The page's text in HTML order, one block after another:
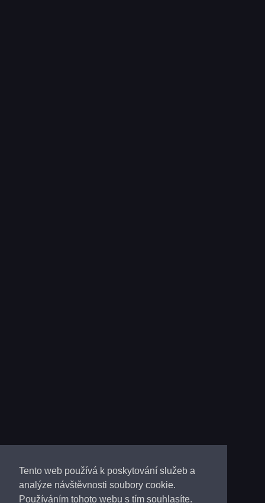
Tento web používá k poskytování služeb a
analýze návštěvnosti soubory cookie.
Používáním tohoto webu s tím souhlasíte.